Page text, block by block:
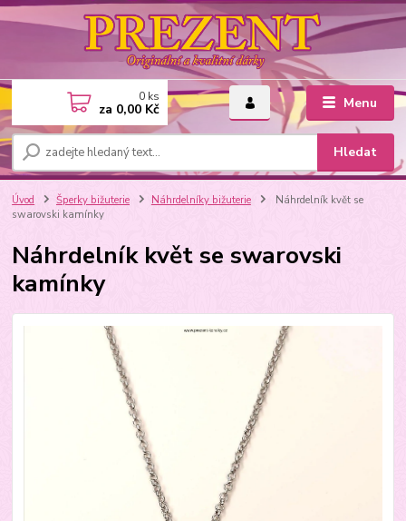
Menu
Hledat
0 ks
za 0,00 Kč
Úvod Šperky bižuterie Náhrdelníky bižuterie
Náhrdelník květ se
swarovski kamínky
Náhrdelník květ se swarovski
kamínky